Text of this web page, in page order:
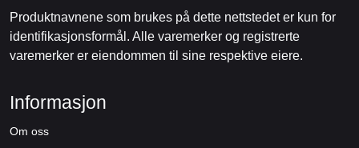
Produktnavnene som brukes på dette nettstedet er kun for
identifikasjonsformål. Alle varemerker og registrerte
varemerker er eiendommen til sine respektive eiere.
Informasjon
Om oss